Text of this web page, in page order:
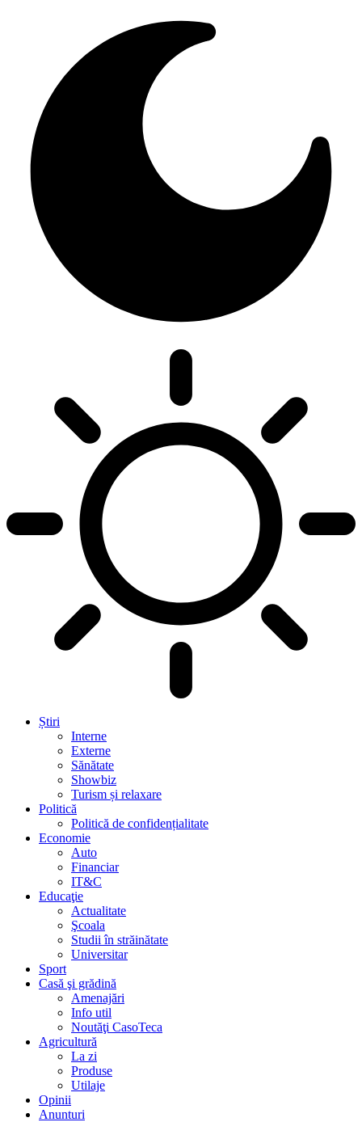
Știri
Interne
Externe
Sănătate
Showbiz
Turism și relaxare
Politică
Politică de confidențialitate
Economie
Auto
Financiar
IT&C
Educaţie
Actualitate
Şcoala
Studii în străinătate
Universitar
Sport
Casă şi grădină
Amenajări
Info util
Noutăţi CasoTeca
Agricultură
La zi
Produse
Utilaje
Opinii
Anunturi